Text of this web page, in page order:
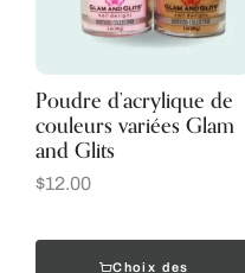
Poudre d’acrylique de
couleurs variées Glam
and Glits
$12.00
Choix des